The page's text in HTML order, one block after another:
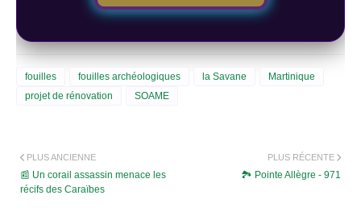
fouilles fouilles archéologiques la Savane
Martinique
projet de rénovation
SOAME
PLUS RÉCENTE
🏞️ Pointe Allègre - 971
PLUS ANCIENNE
📰 Un corail assassin menace les
récifs des Caraïbes